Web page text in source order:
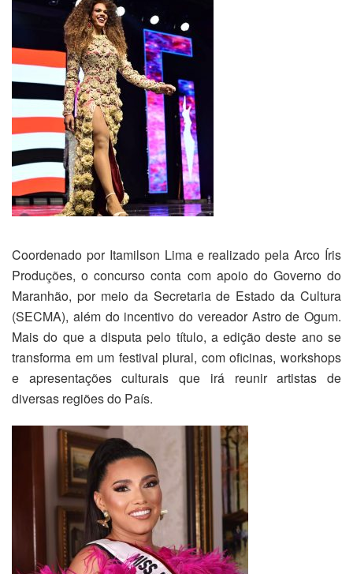
Coordenado por Itamilson Lima e realizado pela Arco Íris
Produções, o concurso conta com apoio do Governo do
Maranhão, por meio da Secretaria de Estado da Cultura
(SECMA), além do incentivo do vereador Astro de Ogum.
Mais do que a disputa pelo título, a edição deste ano se
transforma em um festival plural, com oficinas, workshops
e apresentações culturais que irá reunir artistas de
diversas regiões do País.